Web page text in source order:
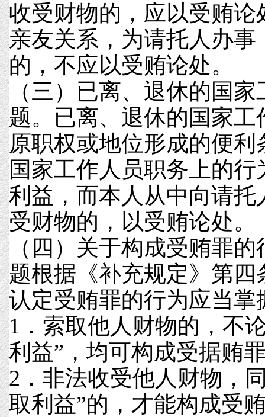
收受财物的，应以受贿
亲友关系，为请托人办事
的，不应以受贿论处。
（三）已离、退休的国
题。已离、退休的国家
原职权或地位形成的便
国家工作人员职务上的
利益，而本人从中向请托
受财物的，以受贿论处。
（四）关于构成受贿罪
题根据《补充规定》第
认定受贿罪的行为应当掌
1．索取他人财物的，不
利益”，均可构成受据贿
2．非法收受他人财物，
取利益”的，才能构成受